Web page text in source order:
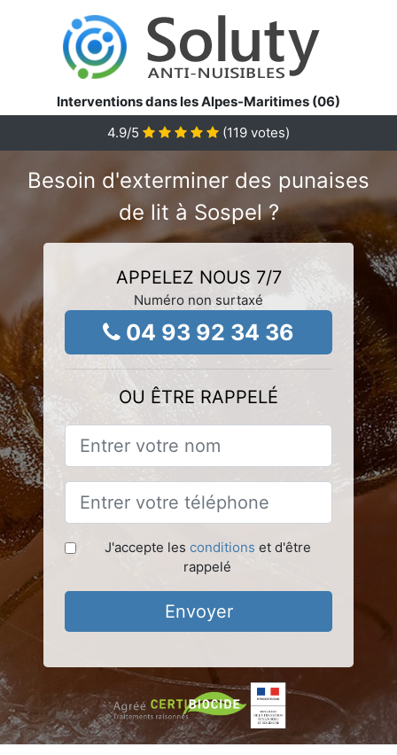
Interventions dans les Alpes-Maritimes (06)
4.9/5 (119 votes)
Besoin d'exterminer des punaises
de lit à Sospel ?
APPELEZ NOUS 7/7
Numéro non surtaxé
04 93 92 34 36
OU ÊTRE RAPPELÉ
J'accepte les conditions et d'être
rappelé
Envoyer